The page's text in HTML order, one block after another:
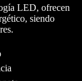
LED, ofrecen
siendo